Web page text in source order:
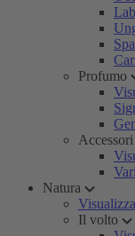
Profumo
Accessori
Natura
Il volto